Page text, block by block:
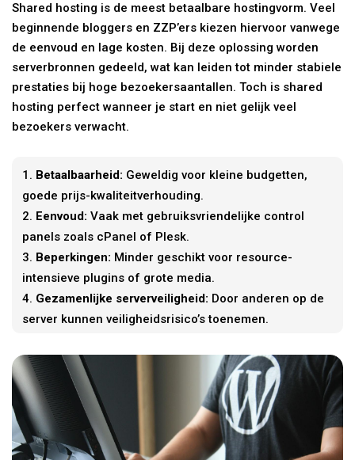
Shared hosting is de meest betaalbare hostingvorm. Veel
beginnende bloggers en ZZP’ers kiezen hiervoor vanwege
de eenvoud en lage kosten. Bij deze oplossing worden
serverbronnen gedeeld, wat kan leiden tot minder stabiele
prestaties bij hoge bezoekersaantallen. Toch is shared
hosting perfect wanneer je start en niet gelijk veel
bezoekers verwacht.
Betaalbaarheid: Geweldig voor kleine budgetten,
goede prijs-kwaliteitverhouding.
Eenvoud: Vaak met gebruiksvriendelijke control
panels zoals cPanel of Plesk.
Beperkingen: Minder geschikt voor resource-
intensieve plugins of grote media.
Gezamenlijke serverveiligheid: Door anderen op de
server kunnen veiligheidsrisico’s toenemen.